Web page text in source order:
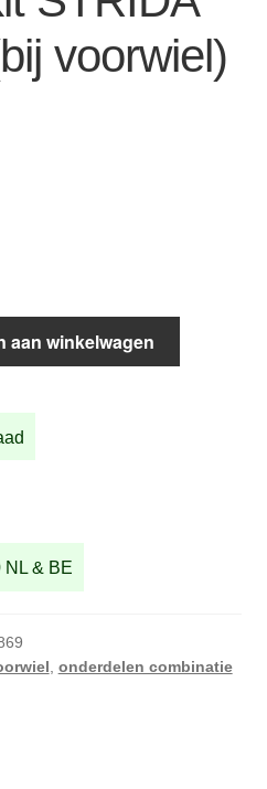
voorwiel)
aan winkelwagen
NL & BE
onderdelen combinatie